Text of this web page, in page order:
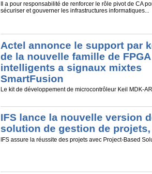
Il a pour responsabilité de renforcer le rôle pivot de CA
sécuriser et gouverner les infrastructures informatiques...
Actel annonce le support par
de la nouvelle famille de FPGA
intelligents a signaux mixtes
SmartFusion
Le kit de développement de microcontrôleur Keil MDK-
IFS lance la nouvelle version
solution de gestion de projets,
IFS assure la réussite des projets avec Project-Based